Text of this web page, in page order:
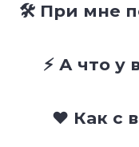
🛠 При мне
⚡ А что у
❤️ Как с